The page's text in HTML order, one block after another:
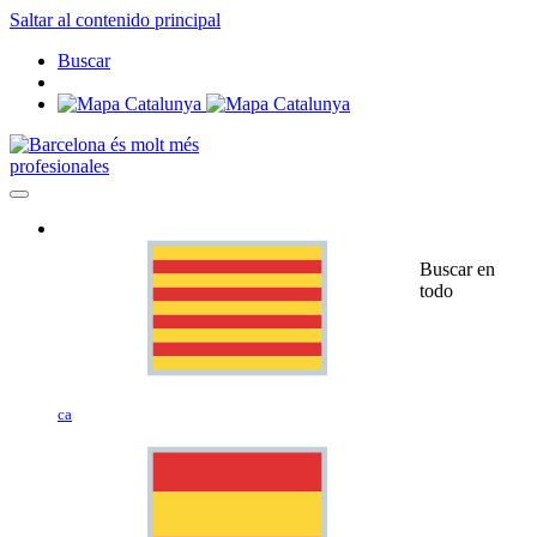
Saltar al contenido principal
Buscar
profesionales
ca
Buscar en
todo